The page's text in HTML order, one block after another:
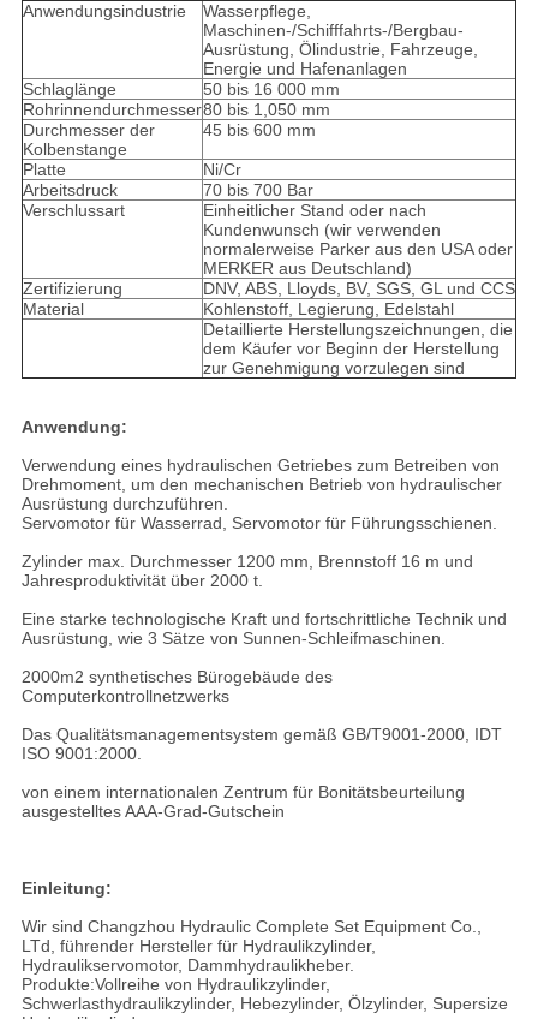
Anwendungsindustrie
Wasserpflege,
Maschinen-/Schifffahrts-/Bergbau-
Ausrüstung, Ölindustrie, Fahrzeuge,
Energie und Hafenanlagen
Schlaglänge
50 bis 16 000 mm
Rohrinnendurchmesser80 bis 1,050 mm
Durchmesser der
Kolbenstange
45 bis 600 mm
Platte
Ni/Cr
Arbeitsdruck
70 bis 700 Bar
Verschlussart
Einheitlicher Stand oder nach
Kundenwunsch (wir verwenden
normalerweise Parker aus den USA oder
MERKER aus Deutschland)
Zertifizierung
DNV, ABS, Lloyds, BV, SGS, GL und CCS
Material
Kohlenstoff, Legierung, Edelstahl
Detaillierte Herstellungszeichnungen, die
dem Käufer vor Beginn der Herstellung
zur Genehmigung vorzulegen sind
Anwendung:
Verwendung eines hydraulischen Getriebes zum Betreiben von
Drehmoment, um den mechanischen Betrieb von hydraulischer
Ausrüstung durchzuführen.
Servomotor für Wasserrad, Servomotor für Führungsschienen.
Zylinder max. Durchmesser 1200 mm, Brennstoff 16 m und
Jahresproduktivität über 2000 t.
Eine starke technologische Kraft und fortschrittliche Technik und
Ausrüstung, wie 3 Sätze von Sunnen-Schleifmaschinen.
2000m2 synthetisches Bürogebäude des
Computerkontrollnetzwerks
Das Qualitätsmanagementsystem gemäß GB/T9001-2000, IDT
ISO 9001:2000.
von einem internationalen Zentrum für Bonitätsbeurteilung
ausgestelltes AAA-Grad-Gutschein
Einleitung:
Wir sind Changzhou Hydraulic Complete Set Equipment Co.,
LTd, führender Hersteller für Hydraulikzylinder,
Hydraulikservomotor, Dammhydraulikheber.
Produkte:Vollreihe von Hydraulikzylinder,
Schwerlasthydraulikzylinder, Hebezylinder, Ölzylinder, Supersize